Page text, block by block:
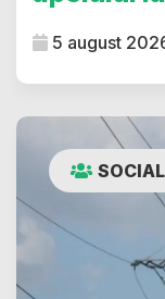
5 august
SOCIAL